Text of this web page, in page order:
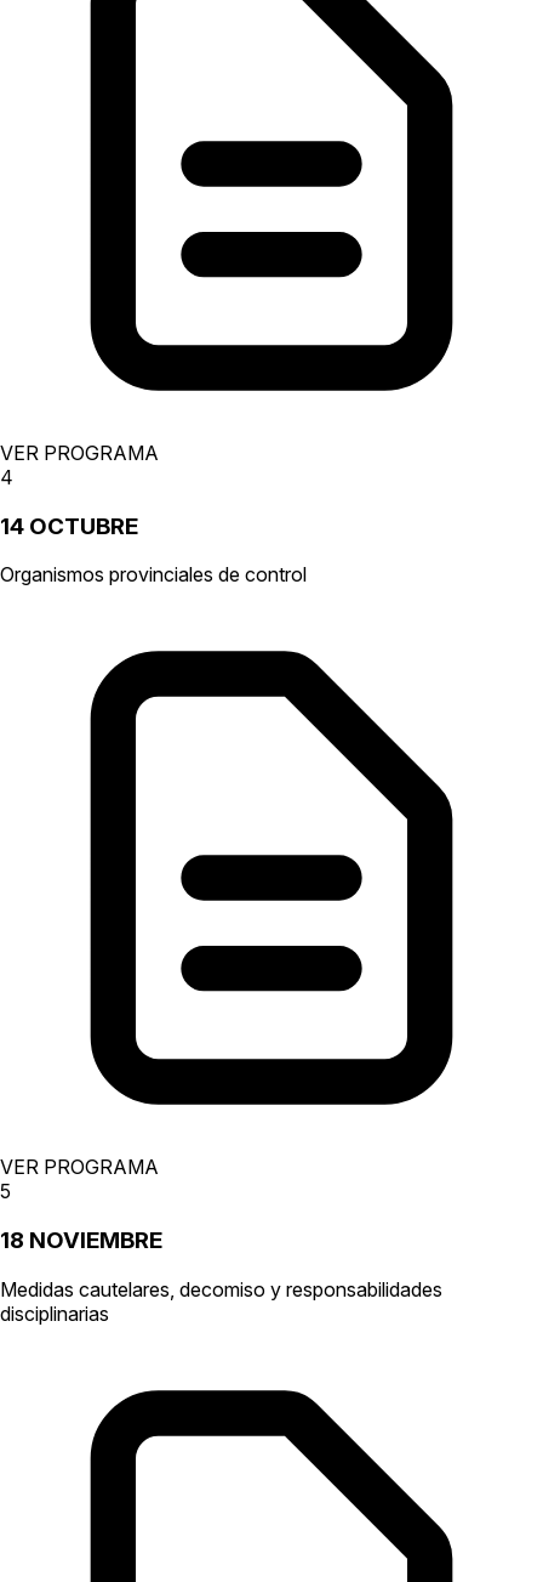
VER PROGRAMA
4
14 OCTUBRE
Organismos provinciales de control
VER PROGRAMA
5
18 NOVIEMBRE
Medidas cautelares, decomiso y responsabilidades
disciplinarias